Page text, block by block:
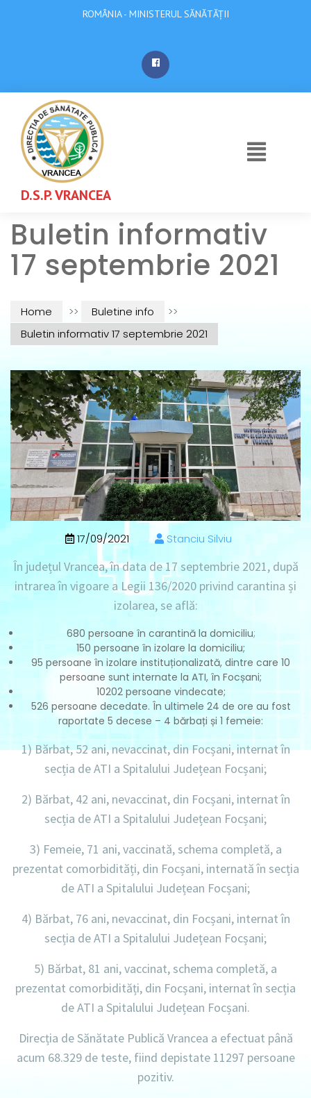
ROMÂNIA - MINISTERUL SĂNĂTĂȚII
D.S.P. VRANCEA
Buletin informativ
17 septembrie 2021
Home >> Buletine info
>>
Buletin informativ 17 septembrie 2021
17/09/2021 Stanciu Silviu
În județul Vrancea, în data de17 septembrie 2021, după
intrarea în vigoare a Legii 136/2020 privind carantina și
izolarea, se află:
680 persoane în carantină la domiciliu;
150 persoane în izolare la domiciliu;
95 persoane în izolare instituționalizată, dintre care 10
persoane sunt internate la ATI, în Focșani;
10202 persoane vindecate;
526 persoane decedate. În ultimele 24 de ore au fost
raportate 5 decese – 4 bărbați și 1 femeie:
1) Bărbat, 52 ani, nevaccinat, din Focșani, internatîn
secția de ATI a Spitalului Județean Focșani;
2) Bărbat, 42 ani, nevaccinat, din Focșani, internatîn
secția de ATI a Spitalului Județean Focșani;
3) Femeie, 71 ani, vaccinată, schema completă, a
prezentat comorbidități, din Focșani, internatăîn secția
de ATI a Spitalului Județean Focșani;
4) Bărbat, 76 ani, nevaccinat, din Focșani, internatîn
secția de ATI a Spitalului Județean Focșani;
5) Bărbat, 81 ani, vaccinat, schema completă, a
prezentat comorbidități, din Focșani, internatîn secția
de ATI a Spitalului Județean Focșani.
Direcția de Sănătate Publică Vrancea a efectuat până
acum 68.329 de teste, fiind depistate 11297 persoane
pozitiv.